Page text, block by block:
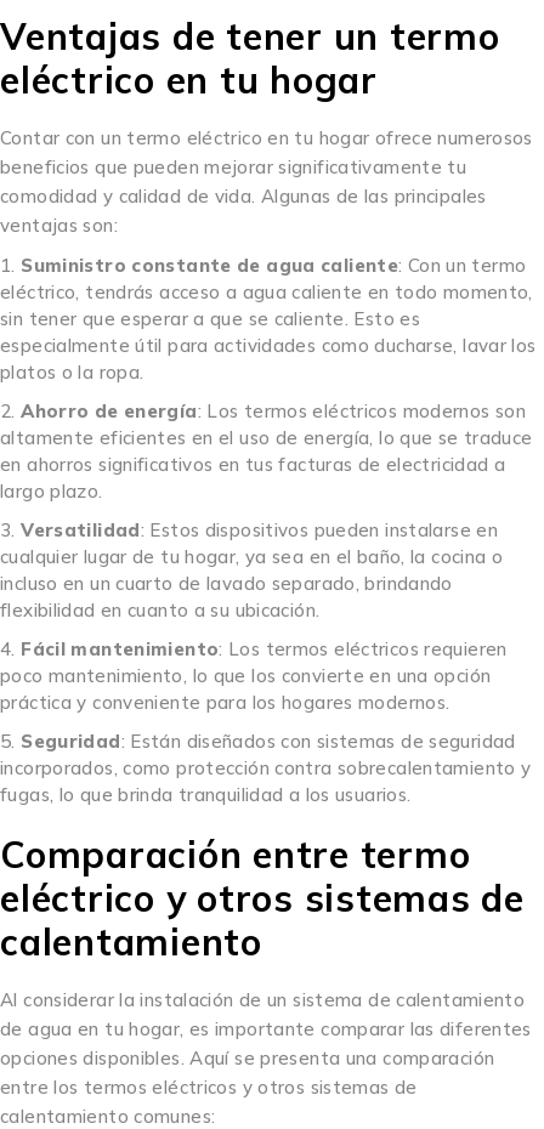
Ventajas de tener un termo
eléctrico en tu hogar
Contar con un termo eléctrico en tu hogar ofrece numerosos
beneficios que pueden mejorar significativamente tu
comodidad y calidad de vida. Algunas de las principales
ventajas son:
Suministro constante de agua caliente: Con un termo
eléctrico, tendrás acceso a agua caliente en todo momento,
sin tener que esperar a que se caliente. Esto es
especialmente útil para actividades como ducharse, lavar los
platos o la ropa.
Ahorro de energía: Los termos eléctricos modernos son
altamente eficientes en el uso de energía, lo que se traduce
en ahorros significativos en tus facturas de electricidad a
largo plazo.
Versatilidad: Estos dispositivos pueden instalarse en
cualquier lugar de tu hogar, ya sea en el baño, la cocina o
incluso en un cuarto de lavado separado, brindando
flexibilidad en cuanto a su ubicación.
Fácil mantenimiento: Los termos eléctricos requieren
poco mantenimiento, lo que los convierte en una opción
práctica y conveniente para los hogares modernos.
Seguridad: Están diseñados con sistemas de seguridad
incorporados, como protección contra sobrecalentamiento y
fugas, lo que brinda tranquilidad a los usuarios.
Comparación entre termo
eléctrico y otros sistemas de
calentamiento
Al considerar la instalación de un sistema de calentamiento
de agua en tu hogar, es importante comparar las diferentes
opciones disponibles. Aquí se presenta una comparación
entre los termos eléctricos y otros sistemas de
calentamiento comunes: